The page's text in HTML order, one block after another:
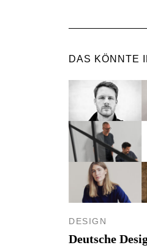
DAS KÖNNTE
DESIGN
Deutsche